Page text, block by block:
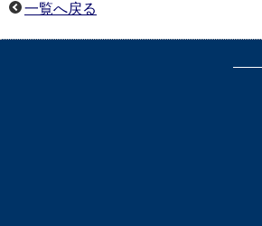
一覧へ戻る